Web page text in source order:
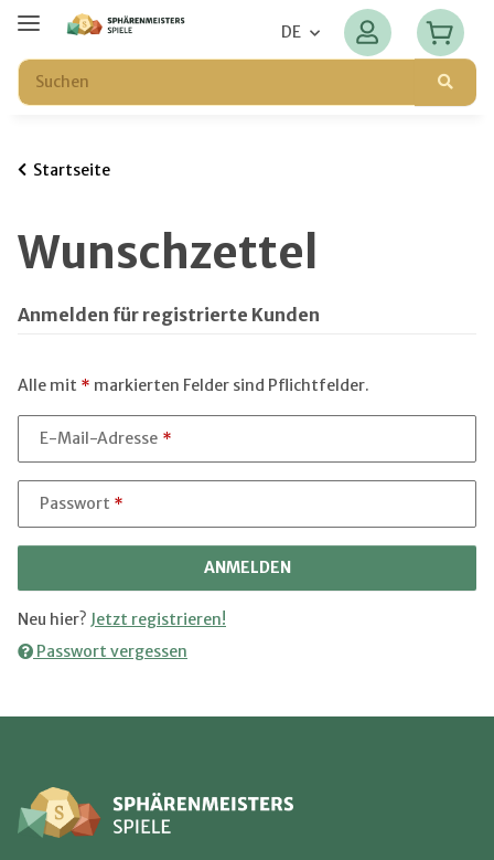
DE
Startseite
Wunschzettel
Anmelden für registrierte Kunden
Alle mit * markierten Felder sind Pflichtfelder.
E-Mail-Adresse
Passwort
ANMELDEN
Neu hier? Jetzt registrieren!
Passwort vergessen